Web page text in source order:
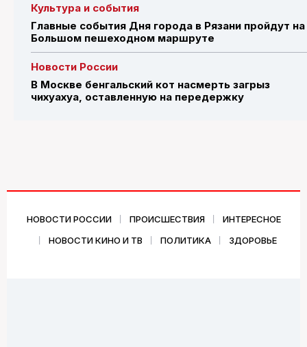
Культура и события
Главные события Дня города в Рязани пройдут на
Большом пешеходном маршруте
Новости России
В Москве бенгальский кот насмерть загрыз
чихуахуа, оставленную на передержку
НОВОСТИ РОССИИ ПРОИСШЕСТВИЯ
ИНТЕРЕСНОЕ
НОВОСТИ КИНО И ТВ
ПОЛИТИКА ЗДОРОВЬЕ